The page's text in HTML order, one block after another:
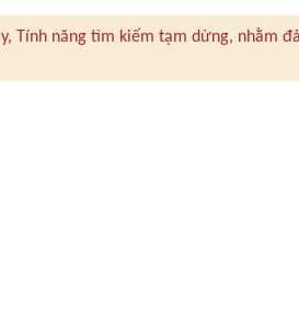
Tính năng tìm kiếm tạm dừng, nhằm